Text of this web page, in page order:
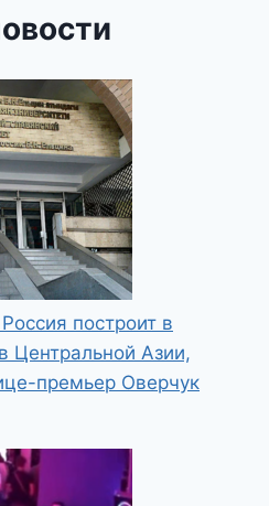
построит в
Центральной Азии,
премьер Оверчук